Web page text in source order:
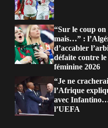
“Sur le coup on
mais…” :
d’accabler
défaite contre
féminine 2026
“Je ne
l’Afrique
avec
l’UEFA